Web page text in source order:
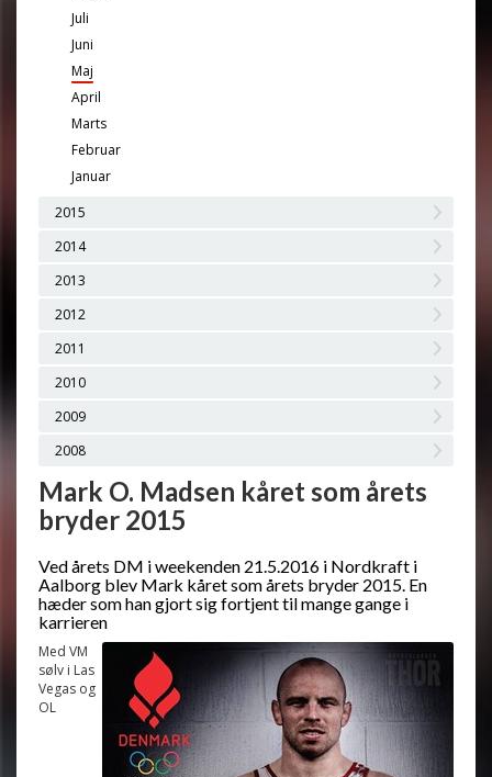
Juli
Juni
Maj
April
Marts
Februar
Januar
2015
2014
2013
2012
2011
2010
2009
2008
Mark O. Madsen kåret som årets
bryder 2015
Ved årets DM i weekenden 21.5.2016 i Nordkraft i
Aalborg blev Mark kåret som årets bryder 2015. En
hæder som han gjort sig fortjent til mange gange i
karrieren
Med VM
sølv i Las
Vegas og
OL